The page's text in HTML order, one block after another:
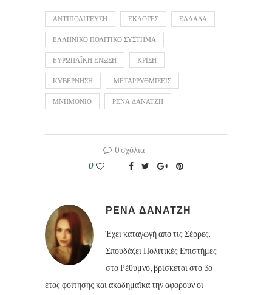
ΑΝΤΙΠΟΛΙΤΕΥΣΗ ΕΚΛΟΓΕΣ ΕΛΛΑΔΑ
ΕΛΛΗΝΙΚΟ ΠΟΛΙΤΙΚΟ ΣΥΣΤΗΜΑ
ΕΥΡΩΠΑΪΚΗ ΕΝΩΣΗ ΚΡΙΣΗ
ΚΥΒΕΡΝΗΣΗ ΜΕΤΑΡΡΥΘΜΙΣΕΙΣ
ΜΝΗΜΟΝΙΟ ΡΕΝΑ ΔΑΝΑΤΖΗ
0 σχόλια
0
ΡΕΝΑ ΔΑΝΑΤΖΗ
Έχει καταγωγή από τις Σέρρες.
Σπουδάζει Πολιτικές Επιστήμες
στο Ρέθυμνο, βρίσκεται στο 3ο
έτος φοίτησης και ακαδημαϊκά την αφορούν οι